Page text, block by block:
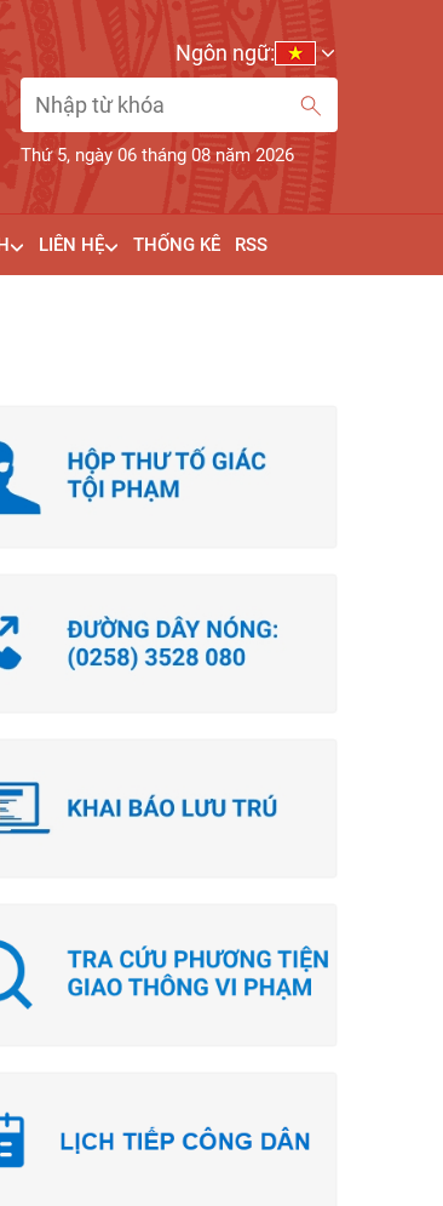
Thứ 5, ngày 06 tháng 08 năm 2026
Ngôn ngữ:
LIÊN HỆ THỐNG KÊ RSS